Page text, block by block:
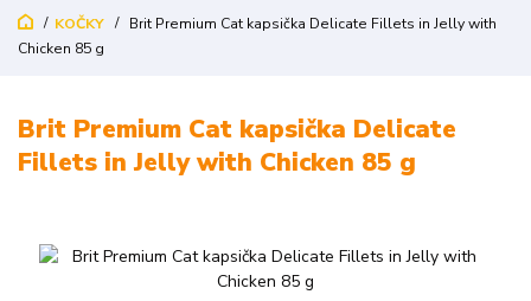
KOČKY
Brit Premium Cat kapsička Delicate Fillets in Jelly with
Chicken 85 g
Brit Premium Cat kapsička Delicate
Fillets in Jelly with Chicken 85 g